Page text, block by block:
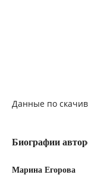
Данные по
Биографии
Марина Егорова